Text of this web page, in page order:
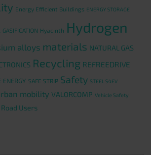
Energy Efficient Buildings ENERGY STORAGE
GASIFICATION Hyacinth Hydrogen
alloys materials NATURAL GAS
Recycling REFREEDRIVE
ENERGY SAFE STRIP Safety STEEL S4EV
mobility VALORCOMP Vehicle Safety
Users